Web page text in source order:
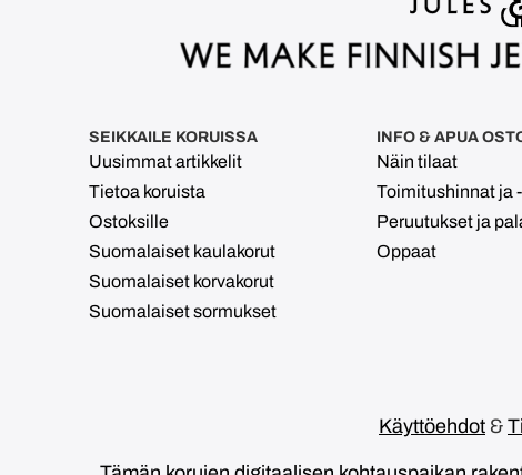
SEIKKAILE KORUISSA
Uusimmat artikkelit
Tietoa koruista
Ostoksille
Suomalaiset kaulakorut
Suomalaiset korvakorut
Suomalaiset sormukset
INFO & APUA
Näin tilaat
Toimitushinnat ja
Peruutukset ja
Oppaat
Käyttöehdot &